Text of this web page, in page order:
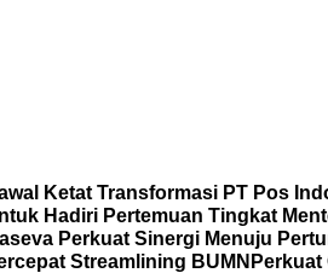
Ketat Transformasi PT Pos
Hadiri Pertemuan Tingkat
Perkuat Sinergi Menuju
Streamlining BUMN